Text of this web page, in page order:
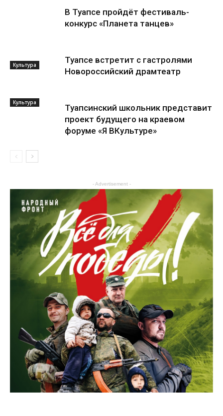
Культура
В Туапсе пройдёт фестиваль-
конкурс «Планета танцев»
Культура
Туапсе встретит с гастролями
Новороссийский драмтеатр
Туапсинский школьник представит
проект будущего на краевом
форуме «Я ВКультуре»
- Advertisement -